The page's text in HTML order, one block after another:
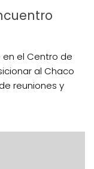
en el Centro de
al Chaco
reuniones y